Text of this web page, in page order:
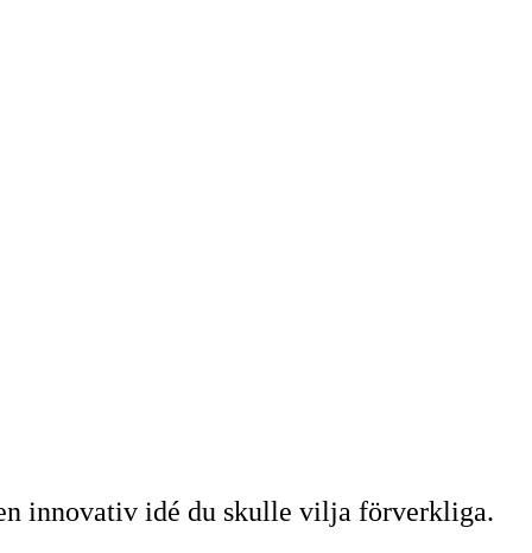
innovativ idé du skulle vilja förverkliga.